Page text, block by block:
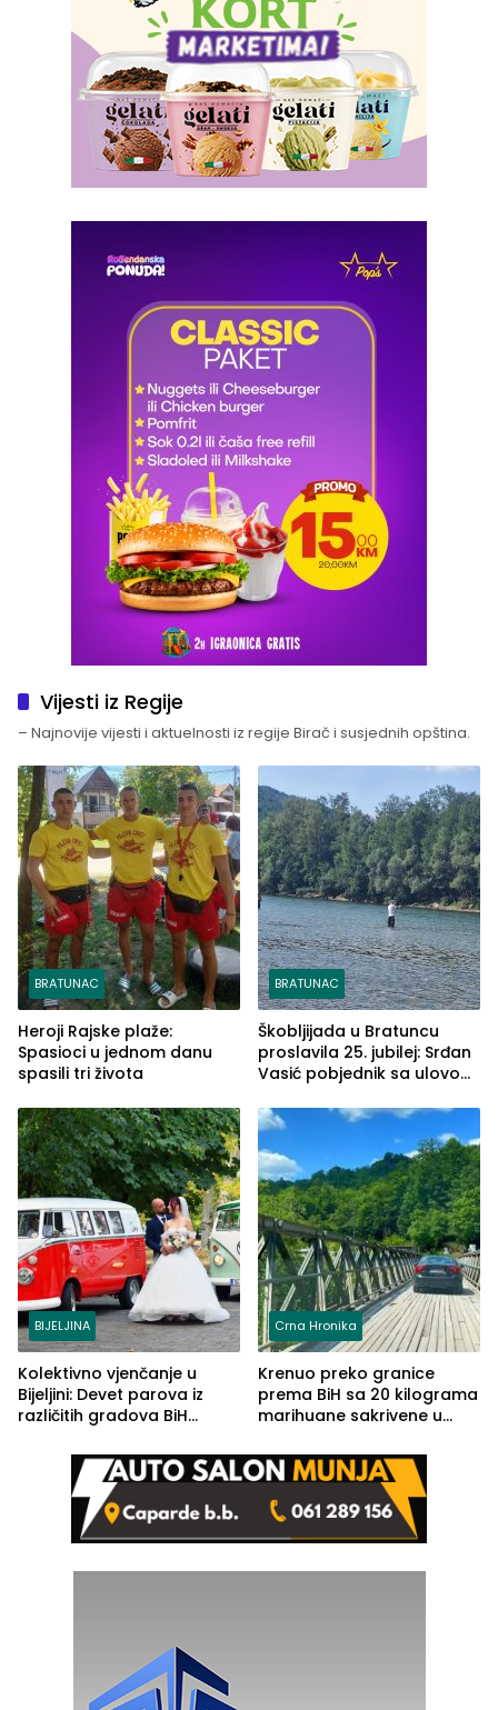
Vijesti iz Regije
– Najnovije vijesti i aktuelnosti iz regije Birač i susjednih opština.
BRATUNAC
Heroji Rajske plaže:
Spasioci u jednom danu
spasili tri života
BRATUNAC
Škobljijada u Bratuncu
proslavila 25. jubilej: Srđan
Vasić pobjednik sa ulovom
BIJELJINA
Kolektivno vjenčanje u
Bijeljini: Devet parova iz
različitih gradova BiH
Crna Hronika
Krenuo preko granice
prema BiH sa 20 kilograma
marihuane sakrivene u